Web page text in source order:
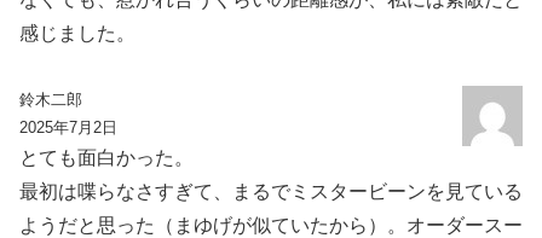
感じました。
鈴木二郎
2025年7月2日
とても面白かった。
最初は喋らなさすぎて、まるでミスタービーンを見ている
ようだと思った（まゆげが似ていたから）。オーダースー